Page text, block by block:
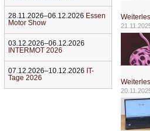
28.11.2026–06.12.2026 Essen
Motor Show
03.12.2026–06.12.2026
INTERMOT 2026
07.12.2026–10.12.2026 IT-
Tage 2026